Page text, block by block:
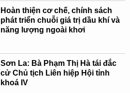
Hoàn thiện cơ chế, chính sách
phát triển chuỗi giá trị dầu khí và
năng lượng ngoài khơi
Sơn La: Bà Phạm Thị Hà tái đắc
cử Chủ tịch Liên hiệp Hội tỉnh
khoá IV